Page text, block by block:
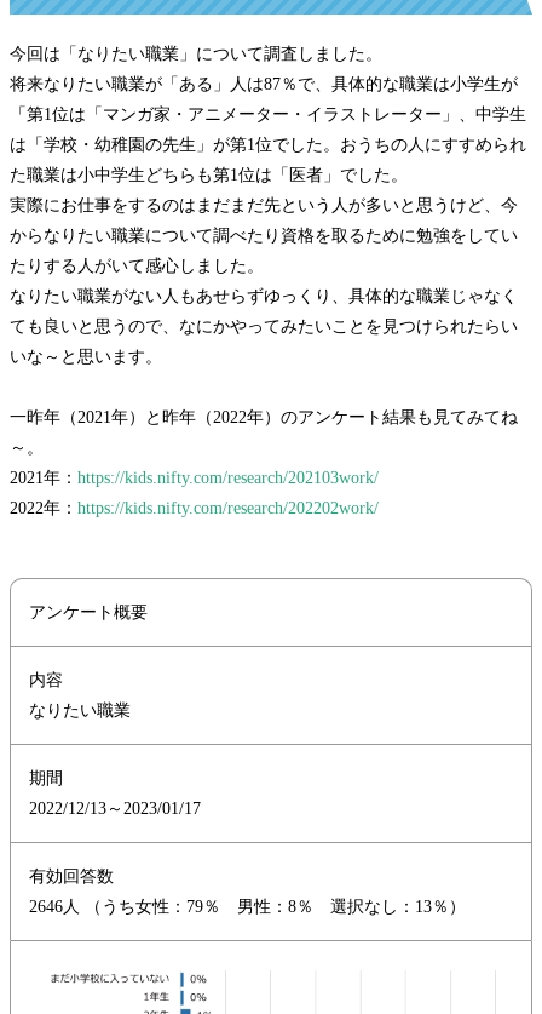
今回は「なりたい職業」について調査しました。
将来なりたい職業が「ある」人は87％で、具体的な職業は小学生が
「第1位は「マンガ家・アニメーター・イラストレーター」、中学生
は「学校・幼稚園の先生」が第1位でした。おうちの人にすすめられ
た職業は小中学生どちらも第1位は「医者」でした。
実際にお仕事をするのはまだまだ先という人が多いと思うけど、今
からなりたい職業について調べたり資格を取るために勉強をしてい
たりする人がいて感心しました。
なりたい職業がない人もあせらずゆっくり、具体的な職業じゃなく
ても良いと思うので、なにかやってみたいことを見つけられたらい
いな～と思います。
一昨年（2021年）と昨年（2022年）のアンケート結果も見てみてね
～。
2021年： https://kids.nifty.com/research/202103work/
2022年： https://kids.nifty.com/research/202202work/
アンケート概要
内容
なりたい職業
期間
2022/12/13～2023/01/17
有効回答数
2646人 （うち女性：79％ 男性：8％ 選択なし：13％）